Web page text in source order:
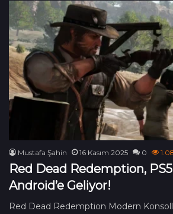
Mustafa Şahin 16 Kasım 2025 0
Red Dead Redemption, PS5
Android’e Geliyor!
Red Dead Redemption Modern